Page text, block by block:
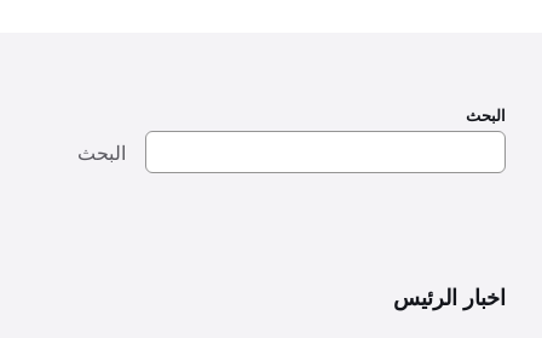
البحث
البحث
اخبار الرئيس